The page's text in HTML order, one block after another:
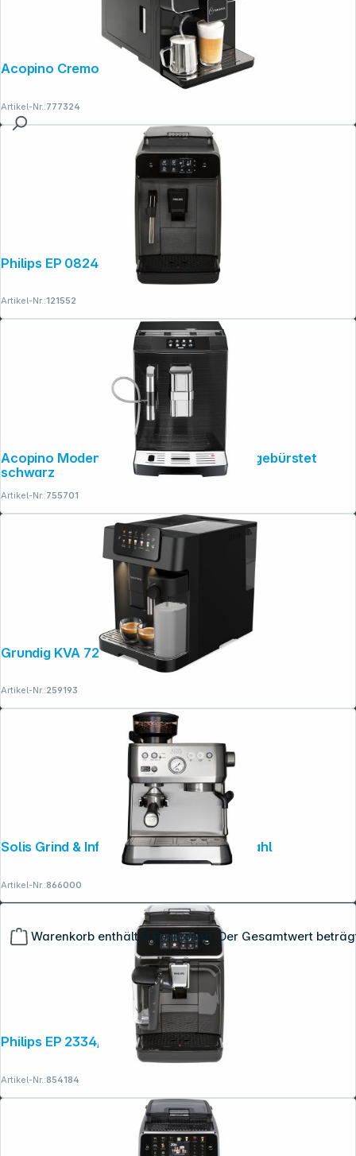
Warenkorb enthält 0 Positionen. Der Gesamtwert
Acopino Cremona Schwarz
Artikel-Nr.:777324
Philips EP 0824/00
Artikel-Nr.:121552
Acopino Modena ONE TOUCH Edelstahl gebürstet
schwarz
Artikel-Nr.:755701
Grundig KVA 7230
Artikel-Nr.:259193
Solis Grind & Infuse Perfetta 1019 edelstahl
Artikel-Nr.:866000
Philips EP 2334/10
Artikel-Nr.:854184